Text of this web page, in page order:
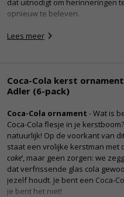
dat uitnodigt om herinneringen
opnieuw te beleven.
Lees meer
Coca-Cola kerst
Adler (6-pack)
Coca-Cola ornament - Wat is
Coca-Cola flesje in je
natuurlijk! Op de voorkant van
staat een vrolijke kerstman met
coke’, maar geen zorgen: we
dat verfrissende glas cola
jezelf houdt. Je bent een Coca-
je bent het niet!